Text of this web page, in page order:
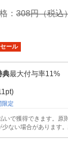
： 308円（税込
セール
典最大付与率11%
限定
いで獲得できます。原
ない場合があります